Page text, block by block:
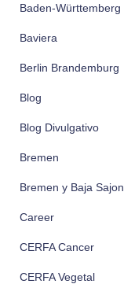
Baden-Württemberg
Baviera
Berlin Brandemburg
Blog
Blog Divulgativo
Bremen
Bremen y Baja
Career
CERFA Cancer
CERFA Vegetal